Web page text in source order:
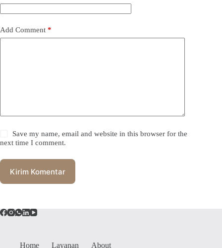
Add Comment *
Save my name, email and website in this browser for the
next time I comment.
Kirim Komentar
Home Layanan About